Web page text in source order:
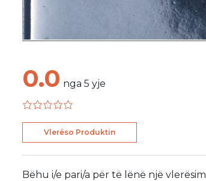
0.0 nga 5 yje
Vlerëso Produktin
Bëhu i/e pari/a për të lënë një vlerësim